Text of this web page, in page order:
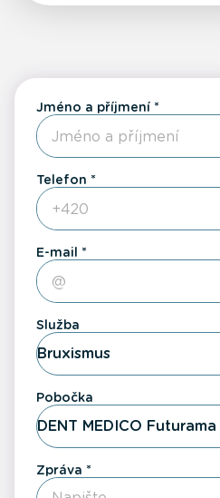
Jméno a příjmení
Telefon
E-mail
Služba
Bruxismus
Pobočka
DENT MEDICO Futurama
Zpráva